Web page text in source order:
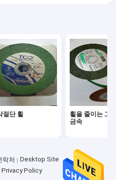
절단 휠
휠을 줄이는 그
금속
락처
Desktop Site
Privacy Policy